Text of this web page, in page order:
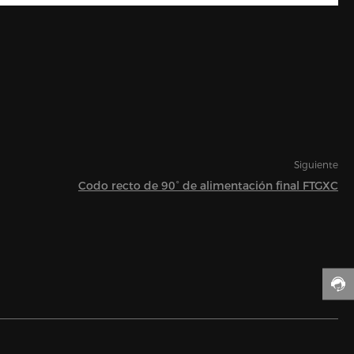
Siguiente
Codo recto de 90° de alimentación final FTGXC